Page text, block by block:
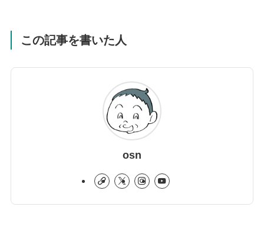
この記事を書いた人
osn